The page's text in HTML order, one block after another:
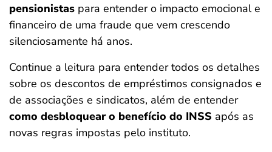
pensionistas para entender o impacto emocional e
financeiro de uma fraude que vem crescendo
silenciosamente há anos.
Continue a leitura para entender todos os detalhes
sobre os descontos de empréstimos consignados e
de associações e sindicatos, além de entender
como desbloquear o benefício do INSS após as
novas regras impostas pelo instituto.